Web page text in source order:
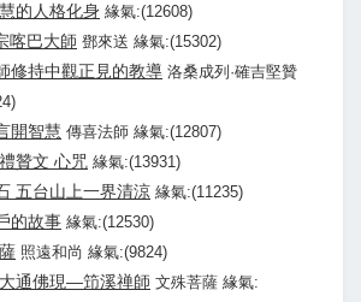
的人格化身 緣氣:(12608)
喀巴大師 鄧來送 緣氣:(15302)
修持中觀正見的教導 洛桑成列·確吉堅贊
開智慧 傳喜法師 緣氣:(12807)
贊文 心咒 緣氣:(13931)
五台山上一界清涼 緣氣:(11235)
的故事 緣氣:(12530)
照遠和尚 緣氣:(9824)
通佛現—笻溪禅師 文殊菩薩 緣氣: